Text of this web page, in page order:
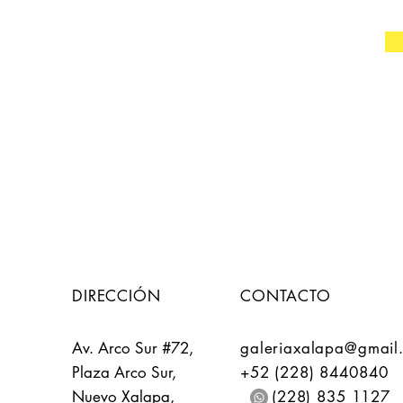
DIRECCIÓN CONTACTO
Av. Arco Sur #72,
Plaza Arco Sur,
Nuevo Xalapa,
+52 (228) 8440840
(228) 835 1127